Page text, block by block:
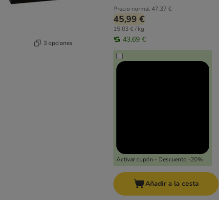
3 opciones
Precio normal47,37 €
45,99 €
15,03 € / kg
43,69 €
Activar cupón - Descuento -20%
Añadir a la cesta